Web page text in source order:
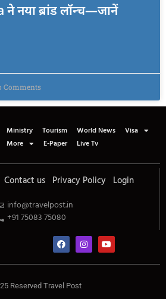
नया ब्रांड लॉन्च—जानें
Comments
Ministry Tourism World News
Visa
More E-Paper Live Tv
Contact us Privacy Policy Login
info@travelpost.in
+91 75083 75080
Reserved Travel Post